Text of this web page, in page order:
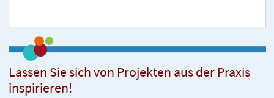
Lassen Sie sich von Projekten aus der Praxis
inspirieren!